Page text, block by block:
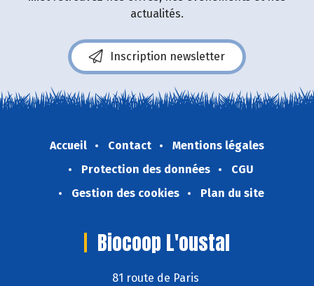
actualités.
Inscription newsletter
Accueil Contact
Mentions légales
Protection des données
CGU
Gestion des cookies
Plan du site
Biocoop L'oustal
81 route de Paris